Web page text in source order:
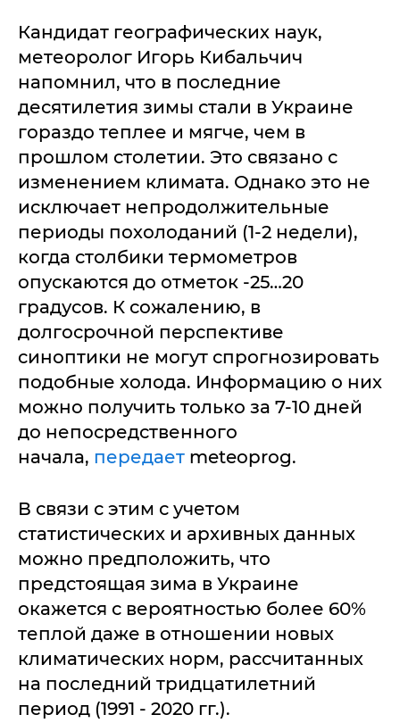
Кандидат географических наук,
метеоролог Игорь Кибальчич
напомнил, что в последние
десятилетия зимы стали в Украине
гораздо теплее и мягче, чем в
прошлом столетии. Это связано с
изменением климата. Однако это не
исключает непродолжительные
периоды похолоданий (1-2 недели),
когда столбики термометров
опускаются до отметок -25…20
градусов. К сожалению, в
долгосрочной перспективе
синоптики не могут спрогнозировать
подобные холода. Информацию о них
можно получить только за 7-10 дней
до непосредственного
начала, передает meteoprog.
В связи с этим с учетом
статистических и архивных данных
можно предположить, что
предстоящая зима в Украине
окажется с вероятностью более 60%
теплой даже в отношении новых
климатических норм, рассчитанных
на последний тридцатилетний
период (1991 - 2020 гг.).